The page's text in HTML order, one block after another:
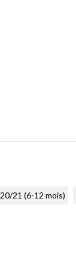
20/21 (6-12 mois)